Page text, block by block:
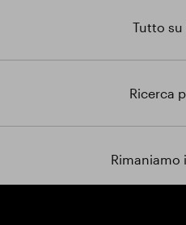
Tutto su
Ricerca